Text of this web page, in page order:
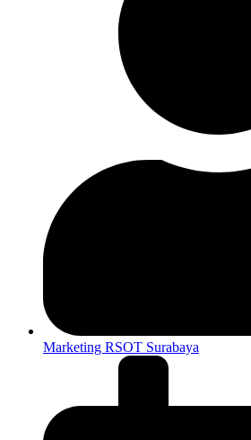
Marketing RSOT Surabaya